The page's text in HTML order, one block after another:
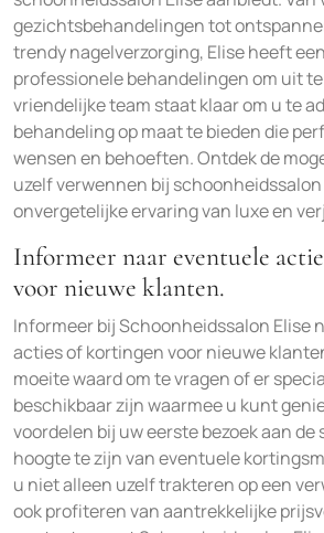
gezichtsbehandelingen tot
trendy nagelverzorging, Elise heeft
professionele behandelingen om uit
vriendelijke team staat klaar om u te
behandeling op maat te bieden die
wensen en behoeften. Ontdek de
uzelf verwennen bij schoonheidssalon
onvergetelijke ervaring van luxe en
Informeer naar eventuele
voor nieuwe klanten.
Informeer bij Schoonheidssalon Elise
acties of kortingen voor nieuwe
moeite waard om te vragen of er
beschikbaar zijn waarmee u kunt
voordelen bij uw eerste bezoek aan de
hoogte te zijn van eventuele
u niet alleen uzelf trakteren op een
ook profiteren van aantrekkelijke